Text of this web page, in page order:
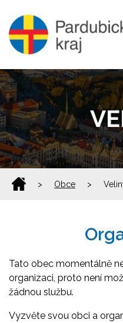
> Obce >
Tato obec momentálně
organizaci, proto není
žádnou službu.
Vyzvěte svou obci a